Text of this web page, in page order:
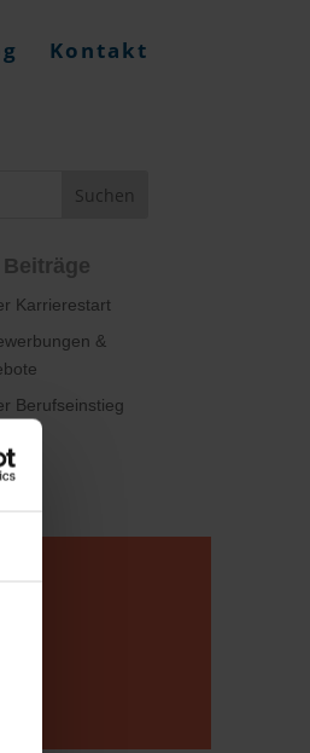
Kontakt
Karrierestart
&
Berufseinstieg